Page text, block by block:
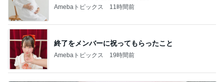
Amebaトピックス 11時間前
終了をメンバーに祝ってもらったこと
Amebaトピックス 19時間前